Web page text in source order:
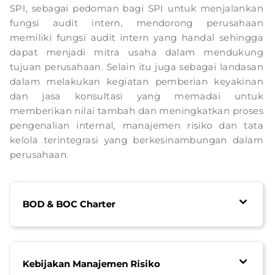
SPI, sebagai pedoman bagi SPI untuk menjalankan
fungsi audit intern, mendorong perusahaan
memiliki fungsi audit intern yang handal sehingga
dapat menjadi mitra usaha dalam mendukung
tujuan perusahaan. Selain itu juga sebagai landasan
dalam melakukan kegiatan pemberian keyakinan
dan jasa konsultasi yang memadai untuk
memberikan nilai tambah dan meningkatkan proses
pengenalian internal, manajemen risiko dan tata
kelola terintegrasi yang berkesinambungan dalam
perusahaan.
BOD & BOC Charter
Kebijakan Manajemen Risiko